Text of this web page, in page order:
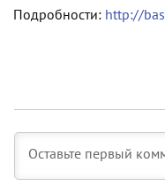
Подробности: http://